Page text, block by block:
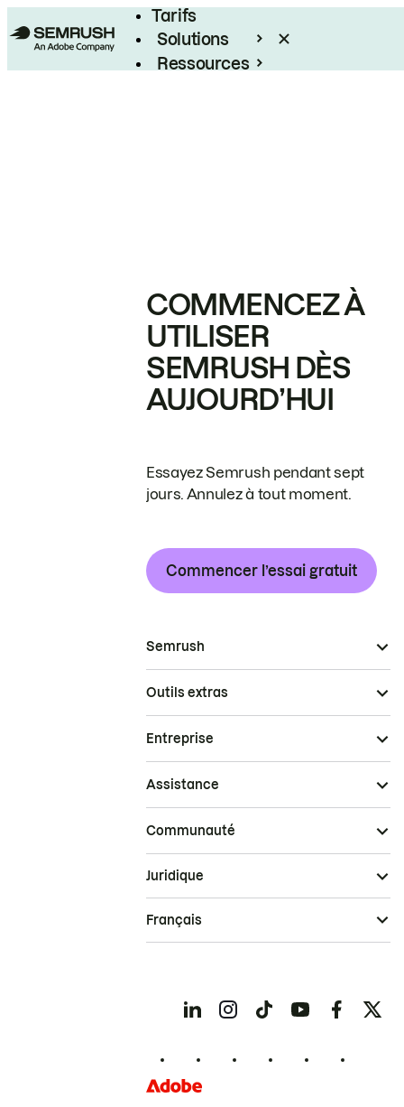
Tarifs
Solutions
Ressources
COMMENCEZ À
UTILISER
SEMRUSH DÈS
AUJOURD’HUI
Essayez Semrush pendant sept
jours. Annulez à tout moment.
Commencer l’essai gratuit
Semrush
Outils extras
Entreprise
Assistance
Communauté
Juridique
Français